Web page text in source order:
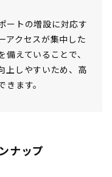
ートの増設に対応す
アクセスが集中した
えていることで、
上しやすいため、高
ます。
ナップ